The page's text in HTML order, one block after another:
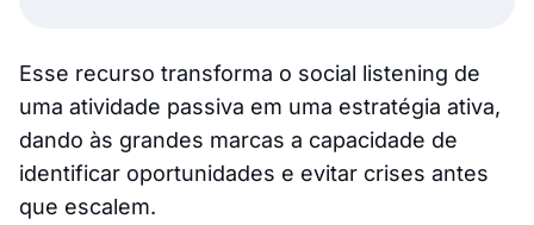
Esse recurso transforma o social listening de
uma atividade passiva em uma estratégia ativa,
dando às grandes marcas a capacidade de
identificar oportunidades e evitar crises antes
que escalem.